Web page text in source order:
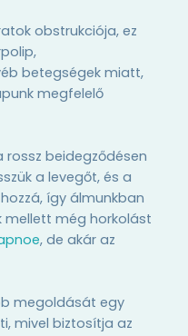
obstrukciója, ez
betegségek miatt,
megfelelő
beidegződésen
a levegőt, és a
így álmunkban
mellett még horkolást
, de akár az
megoldását egy
mivel biztosítja az